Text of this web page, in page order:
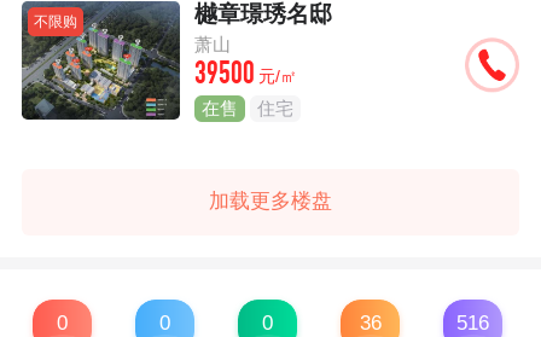
不限购 樾章璟琇名邸
萧山
39500 元/㎡
在售 住宅
加载更多楼盘
0 0 0 36 516